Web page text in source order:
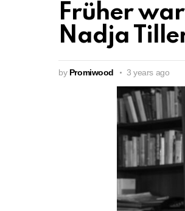
Früher
Nadja
by Promiwood 3 years ago